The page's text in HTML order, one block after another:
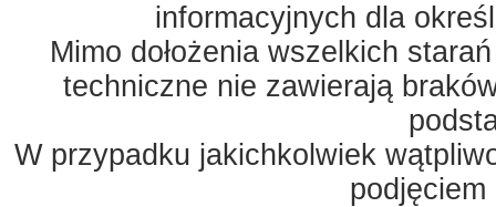
informacyjnych dla
Mimo dołożenia wszelkich
techniczne nie zawierają
W przypadku jakichkolwiek